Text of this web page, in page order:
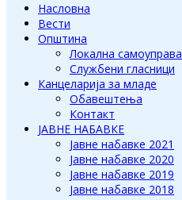
Насловна
Вести
Општина
Локална самоуправа
Службени гласници
Канцеларија за младе
Обавештења
Контакт
ЈАВНЕ НАБАВКЕ
Јавне набавке 2021
Јавне набавке 2020
Јавне набавке 2019
Јавне набавке 2018